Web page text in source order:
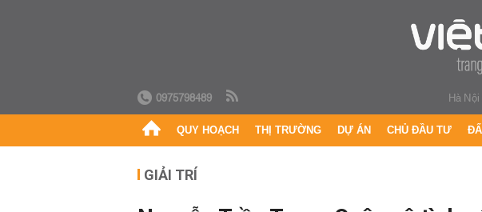
0975798489 Hà
QUY HOẠCH THỊ TRƯỜNG DỰ ÁN CHỦ ĐẦU TƯ
GIẢI TRÍ